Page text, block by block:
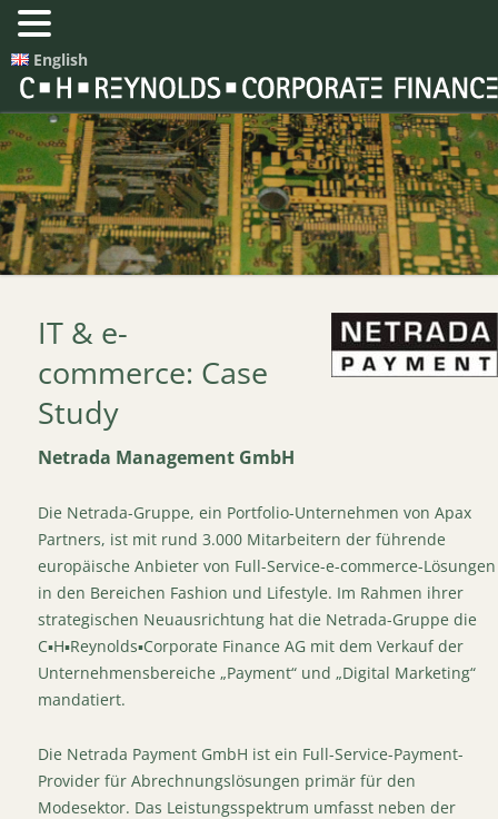
English
IT & e-
commerce: Case
Study
Netrada Management GmbH
Die Netrada-Gruppe, ein Portfolio-Unternehmen von Apax
Partners, ist mit rund 3.000 Mitarbeitern der führende
europäische Anbieter von Full-Service-e-commerce-Lösungen
in den Bereichen Fashion und Lifestyle. Im Rahmen ihrer
strategischen Neuausrichtung hat die Netrada-Gruppe die
C▪H▪Reynolds▪Corporate Finance AG mit dem Verkauf der
Unternehmensbereiche „Payment“ und „Digital Marketing“
mandatiert.
Die Netrada Payment GmbH ist ein Full-Service-Payment-
Provider für Abrechnungslösungen primär für den
Modesektor. Das Leistungsspektrum umfasst neben der